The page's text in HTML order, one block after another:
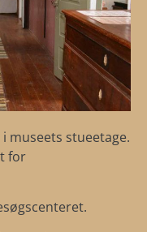
museets stueetage.
for